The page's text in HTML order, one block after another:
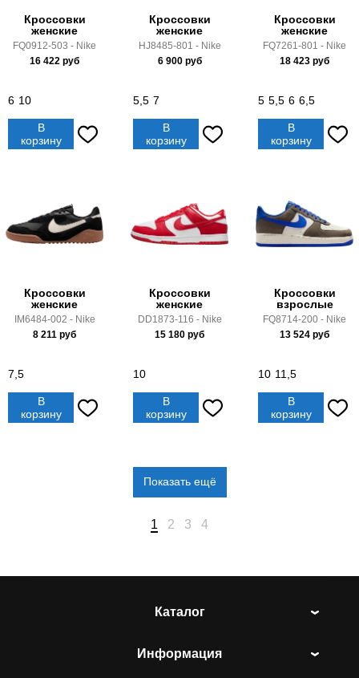
Кроссовки
женские
FQ0912-503 - Nike
16 422 руб
6 10
В
корзину
Кроссовки
женские
HJ8485-801 - Nike
6 900руб
5,5 7
В
корзину
Кроссовки
женские
FQ7261-801 - Nike
18 423 руб
5 5,5 6 6,5
В
корзину
Кроссовки
женские
IM6484-002 - Nike
8 211 руб
7,5
В
корзину
Кроссовки
женские
DD1873-116 - Nike
15 180 руб
10
В
корзину
Кроссовки
взрослые
FQ8714-200 - Nike
13 524 руб
10 11,5
В
корзину
Показать ещё
1 2 3 4
Каталог
Информация